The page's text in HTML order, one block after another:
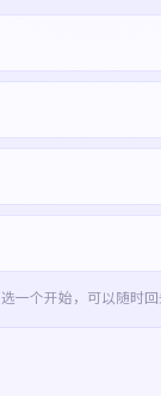
选一个开始，可以随时